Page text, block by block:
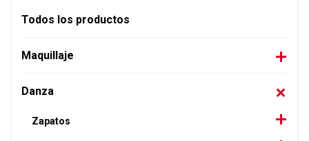
Todos los productos
Maquillaje
Danza
Zapatos